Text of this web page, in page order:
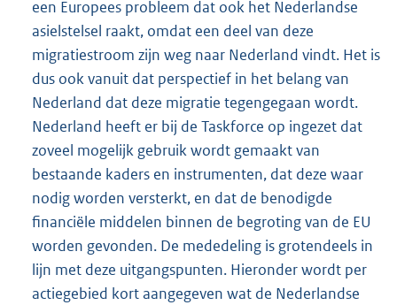
een Europees probleem dat ook het Nederlandse
asielstelsel raakt, omdat een deel van deze
migratiestroom zijn weg naar Nederland vindt. Het is
dus ook vanuit dat perspectief in het belang van
Nederland dat deze migratie tegengegaan wordt.
Nederland heeft er bij de Taskforce op ingezet dat
zoveel mogelijk gebruik wordt gemaakt van
bestaande kaders en instrumenten, dat deze waar
nodig worden versterkt, en dat de benodigde
financiële middelen binnen de begroting van de EU
worden gevonden. De mededeling is grotendeels in
lijn met deze uitgangspunten. Hieronder wordt per
actiegebied kort aangegeven wat de Nederlandse